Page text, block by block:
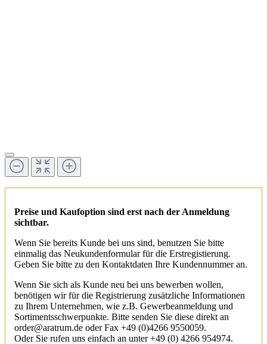
Preise und Kaufoption sind erst nach der Anmeldung
sichtbar.
Wenn Sie bereits Kunde bei uns sind, benutzen Sie bitte
einmalig das Neukundenformular für die Erstregistierung.
Geben Sie bitte zu den Kontaktdaten Ihre Kundennummer an.
Wenn Sie sich als Kunde neu bei uns bewerben wollen,
benötigen wir für die Registrierung zusätzliche Informationen
zu Ihrem Unternehmen, wie z.B. Gewerbeanmeldung und
Sortimentsschwerpunkte. Bitte senden Sie diese direkt an
order@aratrum.de oder Fax +49 (0)4266 9550059.
Oder Sie rufen uns einfach an unter +49 (0) 4266 954974.